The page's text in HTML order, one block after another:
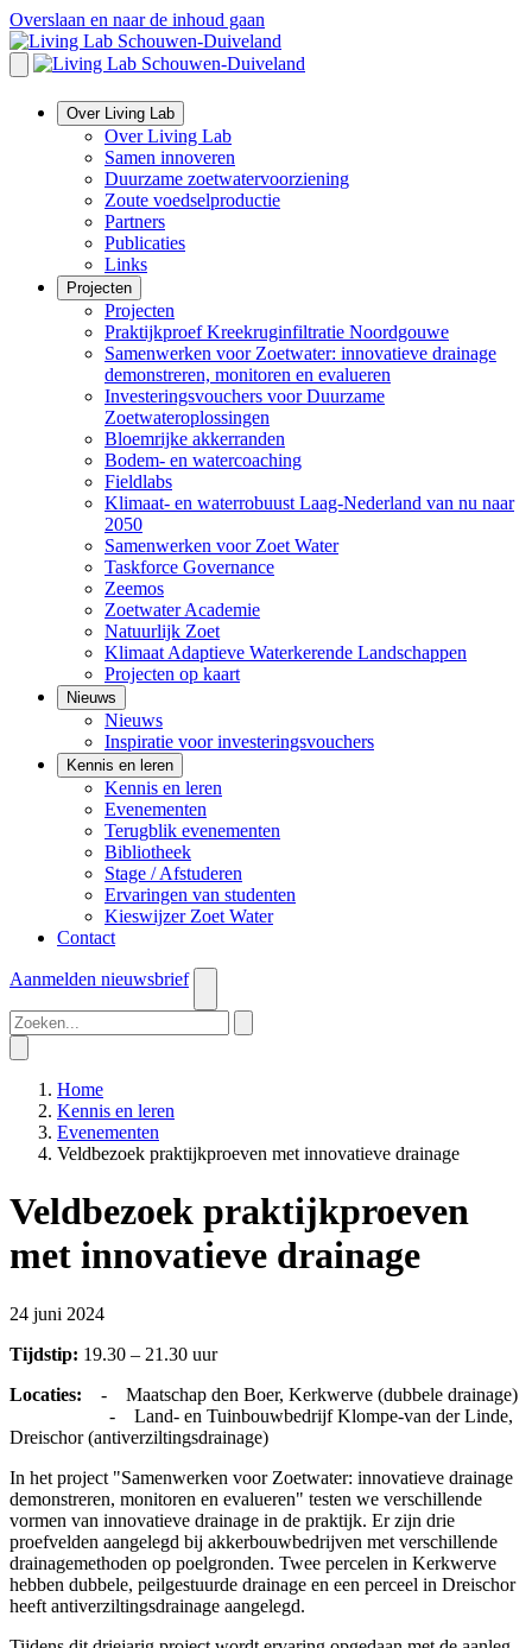
Overslaan en naar de inhoud gaan
Over Living Lab
Over Living Lab
Samen innoveren
Duurzame zoetwatervoorziening
Zoute voedselproductie
Partners
Publicaties
Links
Projecten
Projecten
Praktijkproef Kreekruginfiltratie Noordgouwe
Samenwerken voor Zoetwater: innovatieve drainage
demonstreren, monitoren en evalueren
Investeringsvouchers voor Duurzame
Zoetwateroplossingen
Bloemrijke akkerranden
Bodem- en watercoaching
Fieldlabs
Klimaat- en waterrobuust Laag-Nederland van nu naar
2050
Samenwerken voor Zoet Water
Taskforce Governance
Zeemos
Zoetwater Academie
Natuurlijk Zoet
Klimaat Adaptieve Waterkerende Landschappen
Projecten op kaart
Nieuws
Nieuws
Inspiratie voor investeringsvouchers
Kennis en leren
Kennis en leren
Evenementen
Terugblik evenementen
Bibliotheek
Stage / Afstuderen
Ervaringen van studenten
Kieswijzer Zoet Water
Contact
Aanmelden nieuwsbrief
Home
Kennis en leren
Evenementen
Veldbezoek praktijkproeven met innovatieve drainage
Veldbezoek praktijkproeven
met innovatieve drainage
24 juni 2024
Tijdstip: 19.30 – 21.30 uur
Locaties: - Maatschap den Boer, Kerkwerve (dubbele drainage)
- Land- en Tuinbouwbedrijf Klompe-van der Linde,
Dreischor (antiverziltingsdrainage)
In het project "Samenwerken voor Zoetwater: innovatieve drainage
demonstreren, monitoren en evalueren" testen we verschillende
vormen van innovatieve drainage in de praktijk. Er zijn drie
proefvelden aangelegd bij akkerbouwbedrijven met verschillende
drainagemethoden op poelgronden. Twee percelen in Kerkwerve
hebben dubbele, peilgestuurde drainage en een perceel in Dreischor
heeft antiverziltingsdrainage aangelegd.